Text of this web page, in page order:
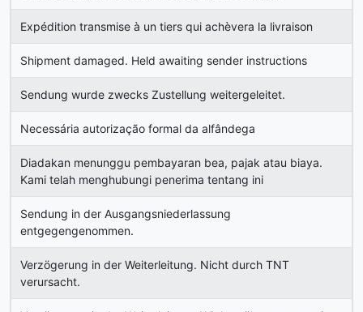
Expédition transmise à un tiers qui achèvera la livraison
Shipment damaged. Held awaiting sender instructions
Sendung wurde zwecks Zustellung weitergeleitet.
Necessária autorização formal da alfândega
Diadakan menunggu pembayaran bea, pajak atau biaya.
Kami telah menghubungi penerima tentang ini
Sendung in der Ausgangsniederlassung
entgegengenommen.
Verzögerung in der Weiterleitung. Nicht durch TNT
verursacht.